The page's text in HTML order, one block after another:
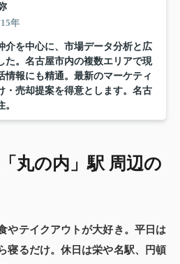
年
介を中心に、市場データ分析と広
た。名古屋市内の複数エリアで現
情報にも精通。最新のマーケティ
・売却提案を得意とします。名古
丸の内」駅 周辺の
やテイクアウトが大好き。平日は
寝るだけ。休日は栄や名駅、円頓